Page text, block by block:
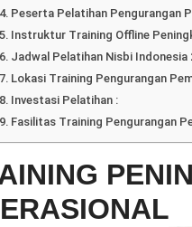
Peserta Pelatihan Pengurangan
Instruktur Training Offline
Jadwal Pelatihan Nisbi Indonesia
Lokasi Training Pengurangan
Investasi Pelatihan :
Fasilitas Training Pengurangan